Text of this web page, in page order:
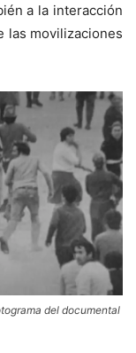
a la interacción
las movilizaciones
del documental